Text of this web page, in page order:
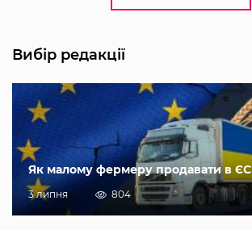
Вибір редакції
Як малому фермеру продавати в ЄС
3 липня 804